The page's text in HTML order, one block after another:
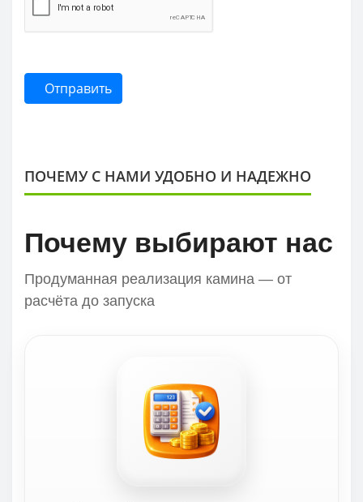
Отправить
ПОЧЕМУ С НАМИ УДОБНО И НАДЕЖНО
Почему выбирают нас
Продуманная реализация камина — от
расчёта до запуска